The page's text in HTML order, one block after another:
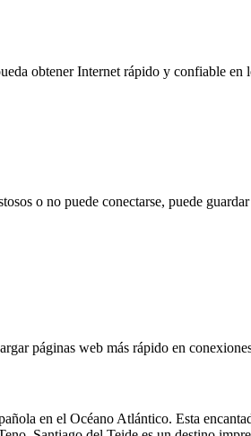
obtener Internet rápido y confiable en
o no puede conectarse, puede
páginas web más rápido en
en el Océano Atlántico. Esta